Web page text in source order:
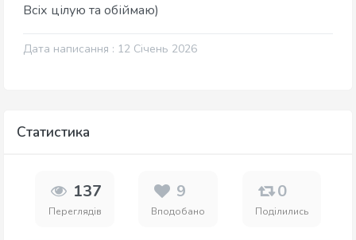
Всіх цілую та обіймаю)
Дата написання : 12 Січень 2026
Статистика
137
Переглядів
9
Вподобано
0
Поділились